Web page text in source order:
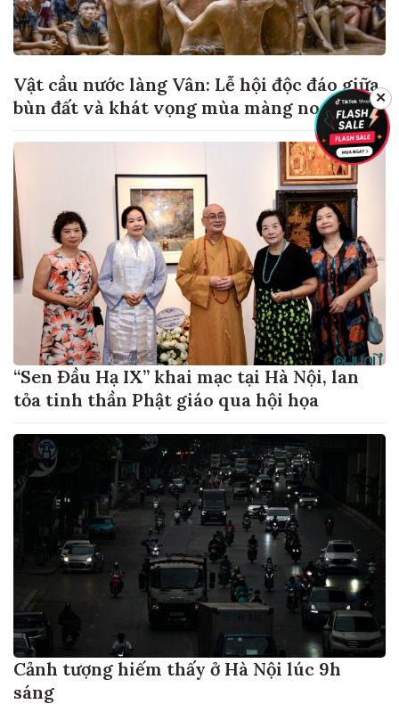
Vật cầu nước làng Vân: Lễ hội độc đáo giữa
bùn đất và khát vọng mùa màng no đủ
“Sen Đầu Hạ IX” khai mạc tại Hà Nội, lan
tỏa tinh thần Phật giáo qua hội họa
Cảnh tượng hiếm thấy ở Hà Nội lúc 9h
sáng
✕